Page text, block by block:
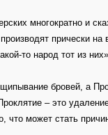
многократно и
прически
то народ тот из
бровей, а
– это
может стать